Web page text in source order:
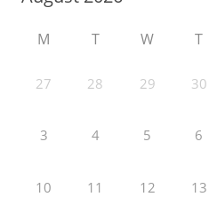
M T W T
27 28 29 30
3 4 5 6
10 11 12 13